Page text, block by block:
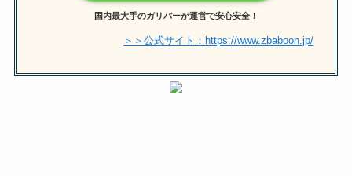
国内最大手のガリバーが運営で安心安全！
＞＞公式サイト：https://www.zbaboon.jp/